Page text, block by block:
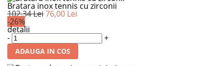
Bratara inox tennis cu zirconii
102,34 Lei76,00 Lei
-26%
detalii
- +
ADAUGA IN COS